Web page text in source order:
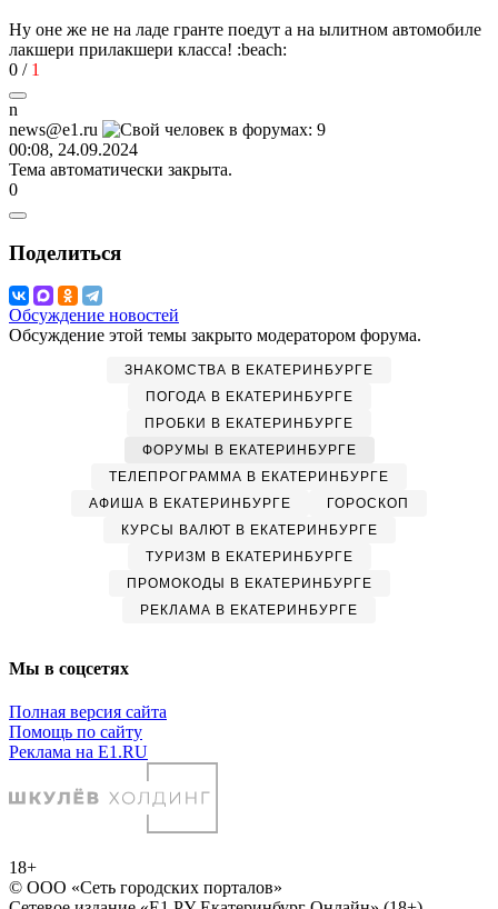
Ну оне же не на ладе гранте поедут а на ылитном автомобиле
лакшери прилакшери класса! :beach:
0 / 1
n
news@e1.ru
00:08, 24.09.2024
Тема автоматически закрыта.
0
Поделиться
Обсуждение новостей
Обсуждение этой темы закрыто модератором форума.
ЗНАКОМСТВА В ЕКАТЕРИНБУРГЕ
ПОГОДА В ЕКАТЕРИНБУРГЕ
ПРОБКИ В ЕКАТЕРИНБУРГЕ
ФОРУМЫ В ЕКАТЕРИНБУРГЕ
ТЕЛЕПРОГРАММА В ЕКАТЕРИНБУРГЕ
АФИША В ЕКАТЕРИНБУРГЕ
ГОРОСКОП
КУРСЫ ВАЛЮТ В ЕКАТЕРИНБУРГЕ
ТУРИЗМ В ЕКАТЕРИНБУРГЕ
ПРОМОКОДЫ В ЕКАТЕРИНБУРГЕ
РЕКЛАМА В ЕКАТЕРИНБУРГЕ
Мы в соцсетях
Полная версия сайта
Помощь по сайту
Реклама на E1.RU
18+
© ООО «Сеть городских порталов»